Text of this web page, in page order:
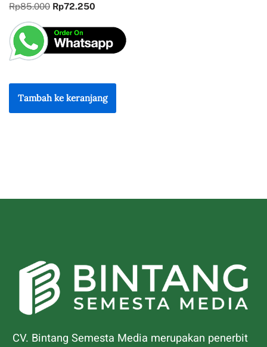
Rp85.000 Rp72.250
Tambah ke keranjang
CV. Bintang Semesta Media merupakan penerbit